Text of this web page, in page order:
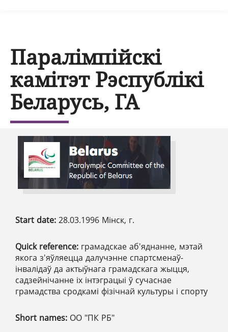
Паралімпійскі
камітэт Рэспублікі
Беларусь, ГА
Start date: 28.03.1996 Мінск, г.
Quick reference: грамадскае аб'яднанне, мэтай
якога з'яўляецца далучэнне спартсменаў-
інвалідаў да актыўнага грамадскага жыцця,
садзейнічанне іх інтэграцыі ў сучаснае
грамадства сродкамі фізічнай культуры і спорту
Short names: ОО "ПК РБ"